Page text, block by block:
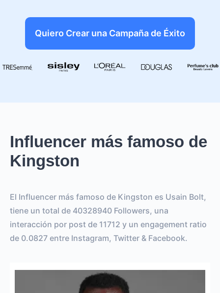
Quiero Crear una Campaña de Éxito
Influencer más famoso de
Kingston
El Influencer más famoso de Kingston es Usain Bolt,
tiene un total de 40328940 Followers, una
interacción por post de 11712 y un engagement ratio
de 0.0827 entre Instagram, Twitter & Facebook.